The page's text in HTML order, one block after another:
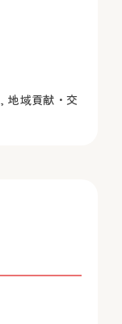
,地域貢献・交